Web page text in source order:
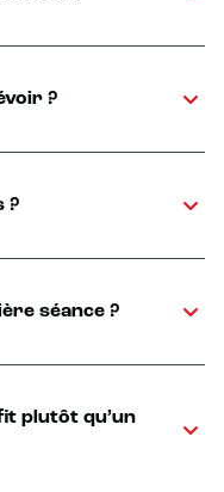
?
?
séance ?
plutôt qu’un